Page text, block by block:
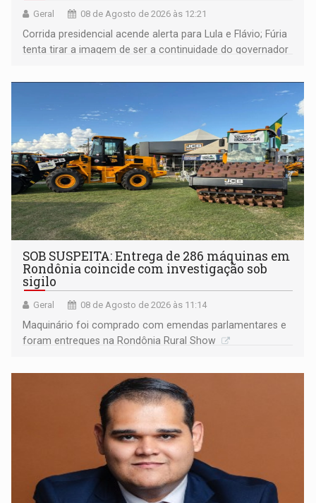
Geral 08 de Agosto de 2026 às 12:21
Corrida presidencial acende alerta para Lula e Flávio; Fúria
tenta tirar a imagem de ser a continuidade do governador
não ter entrado no modo eleição; ABAV faz evento em
SOB SUSPEITA: Entrega de 286 máquinas em
Rondônia coincide com investigação sob
sigilo
Geral 08 de Agosto de 2026 às 11:14
Maquinário foi comprado com emendas parlamentares e
foram entregues na Rondônia Rural Show